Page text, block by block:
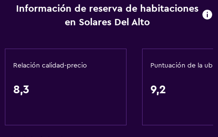
Información de reserva de habitaciones
en Solares Del Alto
Relación calidad-precio
8,3
Puntuación de la
9,2